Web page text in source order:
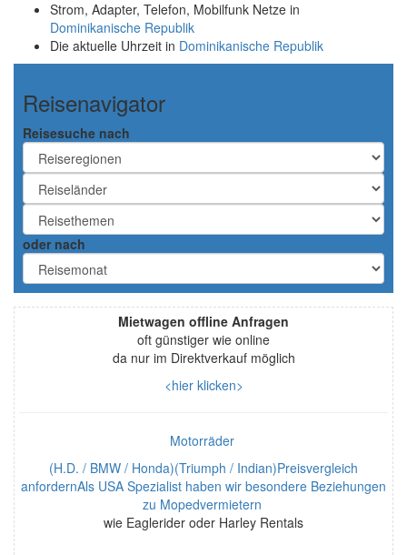
Strom, Adapter, Telefon, Mobilfunk Netze in
Dominikanische Republik
Die aktuelle Uhrzeit in Dominikanische Republik
Reisenavigator
Reisesuche nach
oder nach
Mietwagen offline Anfragen
oft günstiger wie online
da nur im Direktverkauf möglich
<hier klicken>
Motorräder
(H.D. / BMW / Honda)(Triumph / Indian)Preisvergleich
anfordernAls USA Spezialist haben wir besondere Beziehungen
zu Mopedvermietern
wie Eaglerider oder Harley Rentals